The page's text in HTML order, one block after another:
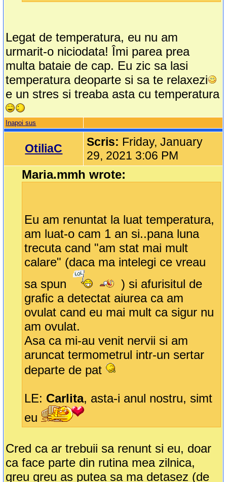
Legat de temperatura, eu nu am
urmarit-o niciodata! Îmi parea prea
multa bataie de cap. Eu zic sa lasi
temperatura deoparte si sa te relaxezi
e un stres si treaba asta cu temperatura
Inapoi sus
OtiliaC Scris: Friday, January
29, 2021 3:06 PM
Maria.mmh wrote:
Eu am renuntat la luat temperatura,
am luat-o cam 1 an si..pana luna
trecuta cand "am stat mai mult
calare" (daca ma intelegi ce vreau
sa spun
) si afurisitul de
grafic a detectat aiurea ca am
ovulat cand eu mai mult ca sigur nu
am ovulat.
Asa ca mi-au venit nervii si am
aruncat termometrul intr-un sertar
departe de pat
LE: Carlita, asta-i anul nostru, simt
eu
Cred ca ar trebuii sa renunt si eu, doar
ca face parte din rutina mea zilnica,
greu greu as putea sa ma detasez (de